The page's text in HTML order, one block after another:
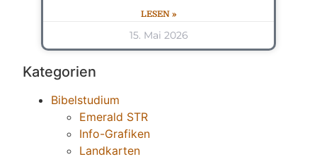
LESEN »
15. Mai 2026
Kategorien
Bibelstudium
Emerald STR
Info-Grafiken
Landkarten